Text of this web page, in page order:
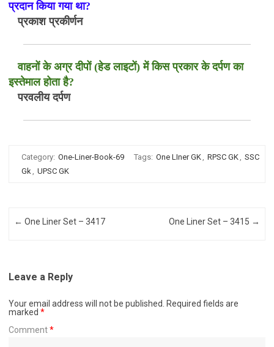
प्रदान किया गया था?
प्रकाश प्रकीर्णन
वाहनों के अग्र दीपों (हेड लाइटों) में किस प्रकार के दर्पण का
इस्तेमाल होता है?
परवलीय दर्पण
Category: One-Liner-Book-69 Tags: One LIner GK, RPSC GK, SSC
Gk, UPSC GK
Post navigation
← One Liner Set – 3417 One Liner Set – 3415 →
Leave a Reply
Your email address will not be published.
Required fields are
marked *
Comment*